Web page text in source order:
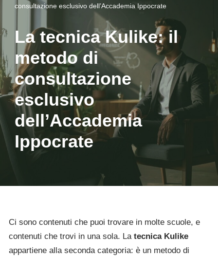
consultazione esclusivo dell’Accademia Ippocrate
La tecnica Kulike: il
metodo di
consultazione
esclusivo
dell’Accademia
Ippocrate
Ci sono contenuti che puoi trovare in molte scuole, e
contenuti che trovi in una sola. La tecnica Kulike
appartiene alla seconda categoria: è un metodo di